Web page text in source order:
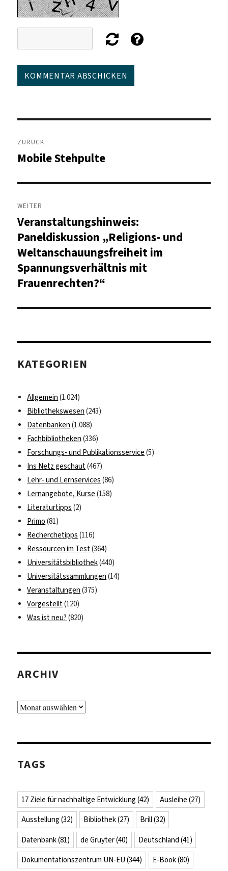
Beitragsnavigation
ZURÜCK
Vorheriger
Mobile Stehpulte
WEITER
Nächster
Beitrag:
Veranstaltungshinweis:
Paneldiskussion „Religions- und
Weltanschauungsfreiheit im
Spannungsverhältnis mit
Frauenrechten?“
KATEGORIEN
Allgemein (1.024)
Bibliothekswesen (243)
Datenbanken (1.088)
Fachbibliotheken (336)
Forschungs- und Publikationsservice (5)
Ins Netz geschaut(467)
Lehr- und Lernservices (86)
Lernangebote, Kurse (158)
Literaturtipps (2)
Primo (81)
Recherchetipps (116)
Ressourcen im Test(364)
Universitätsbibliothek(440)
Universitätssammlungen (14)
Veranstaltungen (375)
Vorgestellt(120)
Was ist neu? (820)
ARCHIV
Archiv
TAGS
17 Ziele für nachhaltige Entwicklung (42) Ausleihe (27)
Ausstellung (32) Bibliothek(27) Brill(32)
Datenbank(81) de Gruyter(40) Deutschland (41)
Dokumentationszentrum UN-EU (344) E-Book(80)